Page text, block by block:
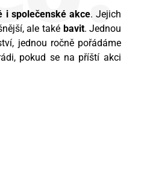
i společenské akce. Jejich
ale také bavit. Jednou
jednou ročně pořádáme
pokud se na příští akci